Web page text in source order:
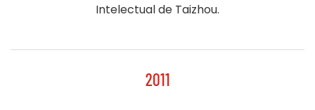
Intelectual de Taizhou.
2011